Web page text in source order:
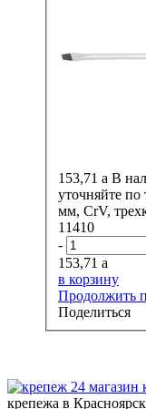
153,71 a В
уточняйте по
мм, CrV,
11410
-
153,71 a
в корзину
Продолжить
Поделиться
крепежа в